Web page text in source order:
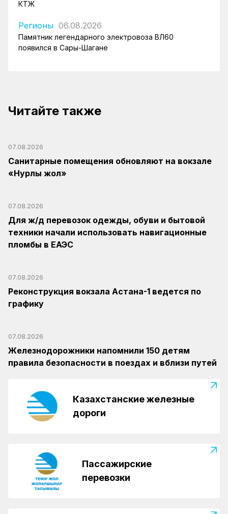
КТЖ
Регионы 06.08.2026
Памятник легендарного электровоза ВЛ60
появился в Сары-Шагане
Читайте также
07.08.2026
Санитарные помещения обновляют на вокзале
«Нурлы жол»
07.08.2026
Для ж/д перевозок одежды, обуви и бытовой
техники начали использовать навигационные
пломбы в ЕАЭС
07.08.2026
Реконструкция вокзала Астана-1 ведется по
графику
07.08.2026
Железнодорожники напомнили 150 детям
правила безопасности в поездах и вблизи путей
Казахстанские железные
дороги
Пассажирские
перевозки